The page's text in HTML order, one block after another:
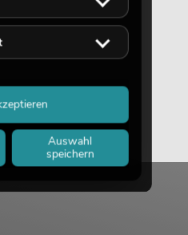
Auswahl
speichern